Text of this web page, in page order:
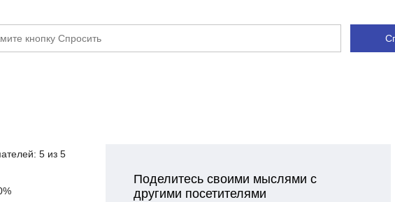
5 из 5
Поделитесь своими мыслями с
другими посетителями